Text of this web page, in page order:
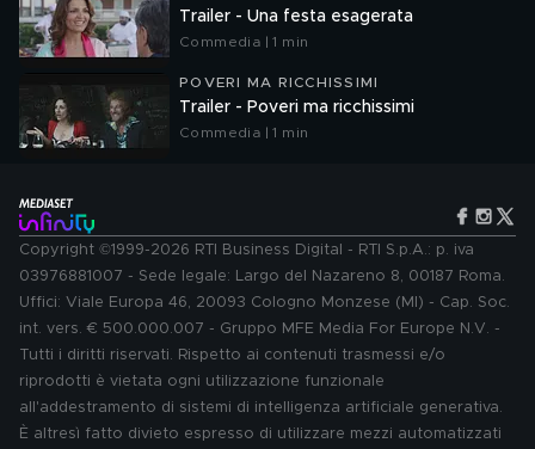
Trailer - Una festa esagerata
Commedia | 1 min
POVERI MA RICCHISSIMI
Trailer - Poveri ma ricchissimi
Commedia | 1 min
Copyright ©1999-2026 RTI Business Digital - RTI S.p.A.: p. iva
03976881007 - Sede legale: Largo del Nazareno 8, 00187 Roma.
Uffici: Viale Europa 46, 20093 Cologno Monzese (MI) - Cap. Soc.
int. vers. € 500.000.007 - Gruppo MFE Media For Europe N.V. -
Tutti i diritti riservati. Rispetto ai contenuti trasmessi e/o
riprodotti è vietata ogni utilizzazione funzionale
all'addestramento di sistemi di intelligenza artificiale generativa.
È altresì fatto divieto espresso di utilizzare mezzi automatizzati